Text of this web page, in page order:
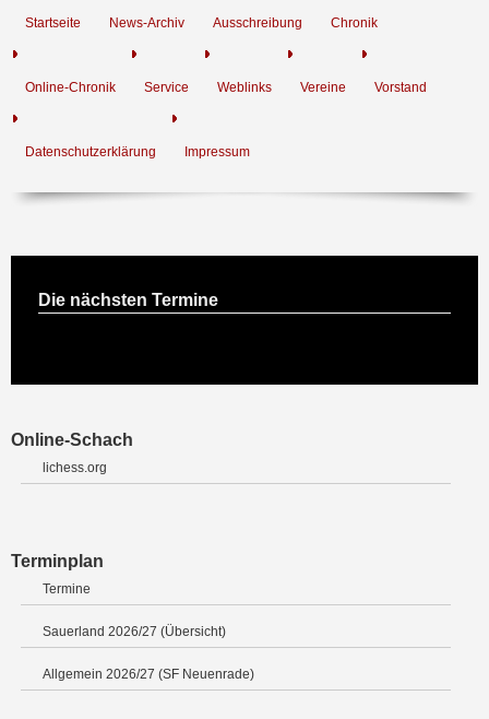
Startseite News-Archiv Ausschreibung Chronik
Online-Chronik Service Weblinks Vereine Vorstand
Datenschutzerklärung Impressum
Die nächsten Termine
Online-Schach
lichess.org
Terminplan
Termine
Sauerland 2026/27 (Übersicht)
Allgemein 2026/27 (SF Neuenrade)